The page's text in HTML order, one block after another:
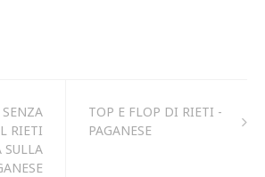
RIETI
SULLA
TOP E FLOP DI RIETI -
PAGANESE